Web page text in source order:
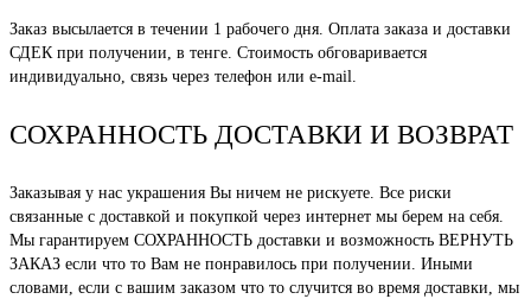
Заказ высылается в течении 1 рабочего дня. Оплата заказа и доставки
СДЕК при получении, в тенге. Стоимость обговаривается
индивидуально, связь через телефон или e-mail.
СОХРАННОСТЬ ДОСТАВКИ И ВОЗВРАТ
Заказывая у нас украшения Вы ничем не рискуете. Все риски
связанные с доставкой и покупкой через интернет мы берем на себя.
Мы гарантируем СОХРАННОСТЬ доставки и возможность ВЕРНУТЬ
ЗАКАЗ если что то Вам не понравилось при получении. Иными
словами, если с вашим заказом что то случится во время доставки, мы